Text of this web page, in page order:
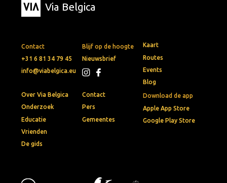
Via Belgica
Contact
+31 6 81 34 79 45
info@viabelgica.eu
Blijf op de hoogte
Nieuwsbrief
Download de app
Apple App Store
Google Play Store
Kaart
Routes
Events
Blog
Over Via Belgica
Onderzoek
Educatie
Vrienden
De gids
Contact
Pers
Gemeentes